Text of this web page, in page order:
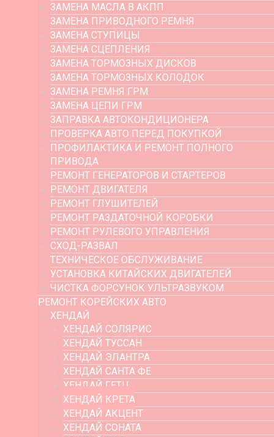
ЗАМЕНА МАСЛА В АКПП
ЗАМЕНА ПРИВОДНОГО РЕМНЯ
ЗАМЕНА СТУПИЦЫ
ЗАМЕНА СЦЕПЛЕНИЯ
ЗАМЕНА ТОРМОЗНЫХ ДИСКОВ
ЗАМЕНА ТОРМОЗНЫХ КОЛОДОК
ЗАМЕНА РЕМНЯ ГРМ
ЗАМЕНА ЦЕПИ ГРМ
ЗАПРАВКА АВТОКОНДИЦИОНЕРА
ПРОВЕРКА АВТО ПЕРЕД ПОКУПКОЙ
ПРОФИЛАКТИКА И РЕМОНТ ПОЛНОГО
ПРИВОДА
РЕМОНТ ГЕНЕРАТОРОВ И СТАРТЕРОВ
РЕМОНТ ДВИГАТЕЛЯ
РЕМОНТ ГЛУШИТЕЛЕЙ
РЕМОНТ РАЗДАТОЧНОЙ КОРОБКИ
РЕМОНТ РУЛЕВОГО УПРАВЛЕНИЯ
СХОД-РАЗВАЛ
ТЕХНИЧЕСКОЕ ОБСЛУЖИВАНИЕ
УСТАНОВКА КИТАЙСКИХ ДВИГАТЕЛЕЙ
ЧИСТКА ФОРСУНОК УЛЬТРАЗВУКОМ
РЕМОНТ КОРЕЙСКИХ АВТО
ХЕНДАЙ
ХЕНДАЙ СОЛЯРИС
ХЕНДАЙ ТУССАН
ХЕНДАЙ ЭЛАНТРА
ХЕНДАЙ САНТА ФЕ
ХЕНДАЙ ГЕТЦ
ХЕНДАЙ КРЕТА
ХЕНДАЙ АКЦЕНТ
ХЕНДАЙ СОНАТА